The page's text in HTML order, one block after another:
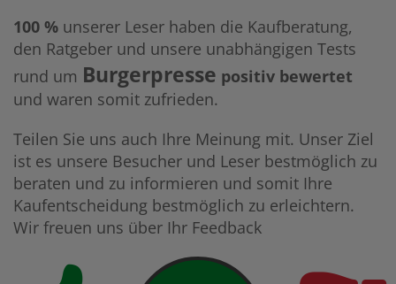
100 % unserer Leser haben die Kaufberatung,
den Ratgeber und unsere unabhängigen Tests
rund um Burgerpresse positiv bewertet
und waren somit zufrieden.
Teilen Sie uns auch Ihre Meinung mit. Unser Ziel
ist es unsere Besucher und Leser bestmöglich zu
beraten und zu informieren und somit Ihre
Kaufentscheidung bestmöglich zu erleichtern.
Wir freuen uns über Ihr Feedback